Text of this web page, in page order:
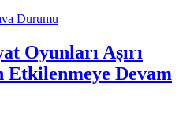
Durumu
Oyunları Aşırı
Etkilenmeye Devam